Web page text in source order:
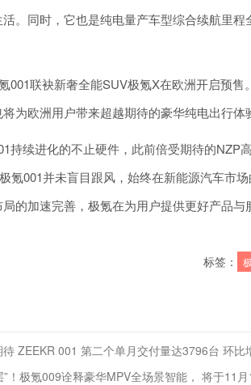
。同时，它也是纯电量产车型综合续航里
001联袂新奢全能SUV极氪X在欧洲开启预
为欧洲用户带来超越期待的豪华纯电出行体
持续进化的不止硬件，此前倍受期待的
氪001并未盲目跟风，始终在新能源汽车市
的加速完善，极氪在为用户提供更好产品
标签：
ZEEKR 001 第二个单月交付量达3796台 环比
”！极氪009诠释豪华MPV全场景智能， 将于11